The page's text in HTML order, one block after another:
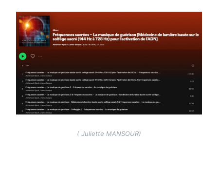
Image
( Juliette MANSOUR)